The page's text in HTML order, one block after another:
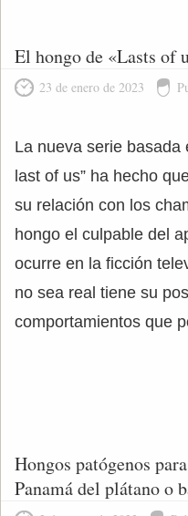
El hongo de «Lasts of
23 de enero de 2023
La nueva serie basada
last of us” ha hecho
su relación con los
hongo el culpable del
ocurre en la ficción
no sea real tiene su
comportamientos que
Hongos patógenos
Panamá del plátano o